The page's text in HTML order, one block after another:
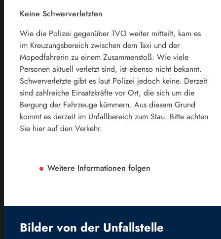
Keine Schwerverletzten
Wie die Polizei gegenüber TVO weiter mitteilt, kam es
im Kreuzungsbereich zwischen dem Taxi und der
Mopedfahrerin zu einem Zusammenstoß. Wie viele
Personen aktuell verletzt sind, ist ebenso nicht bekannt.
Schwerverletzte gibt es laut Polizei jedoch keine. Derzeit
sind zahlreiche Einsatzkräfte vor Ort, die sich um die
Bergung der Fahrzeuge kümmern. Aus diesem Grund
kommt es derzeit im Unfallbereich zum Stau. Bitte achten
Sie hier auf den Verkehr.
Weitere Informationen folgen
Bilder von der Unfallstelle